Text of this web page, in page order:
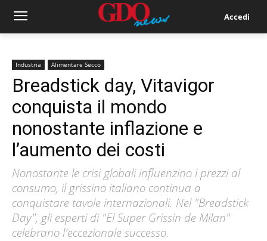
Accedi
Industria Alimentare Secco
Breadstick day, Vitavigor
conquista il mondo
nonostante inflazione e
l’aumento dei costi
Nonostante le crisi globali influenzino i prezzi al
consumo, il grissino italiano continua a
conquistare tavole internazionali. Nel "Breadstick
Day", gli esperti di "El Super Grissin de Milan"
celebrano l'eccezionale successo.